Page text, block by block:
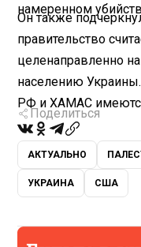
намеренном
Он также
правительство
целенаправленно
населению
РФ и ХАМАС
Поделиться
АКТУАЛЬНО
УКРАИНА США